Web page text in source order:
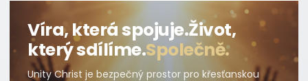
Víra, která spojuje.Život,
který sdílíme.Společně.
Unity Christ je bezpečný prostor pro křesťanskou